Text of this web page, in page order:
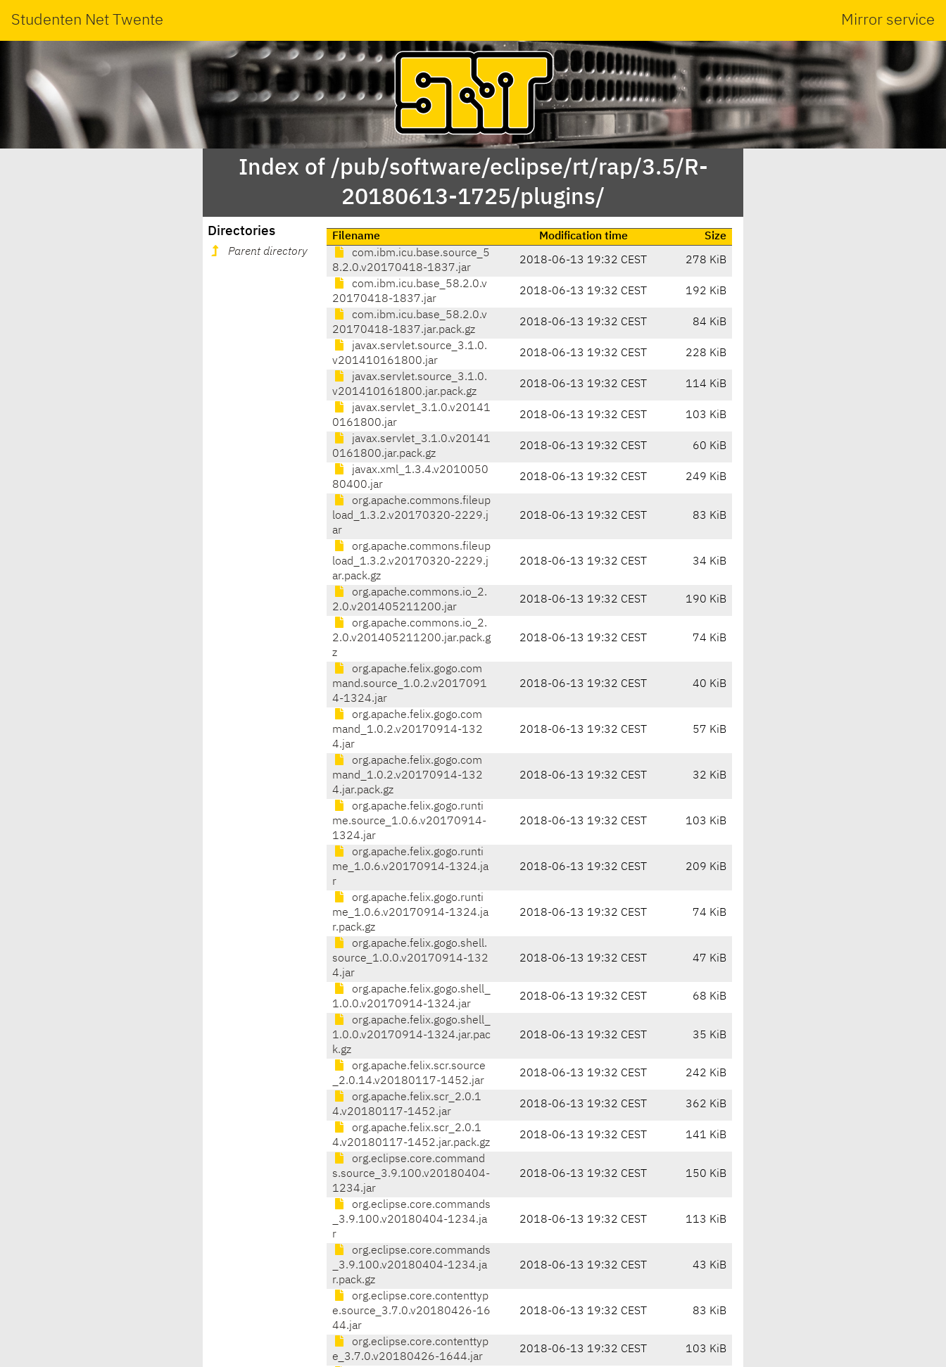
Studenten Net Twente Mirror service
Index of /pub/software/eclipse/rt/rap/3.5/R-
20180613-1725/plugins/
Directories
Parent directory
Filename Modification time
Size
com.ibm.icu.base.source_5
8.2.0.v20170418-1837.jar
2018-06-13 19:32 CEST 278 KiB
com.ibm.icu.base_58.2.0.v
20170418-1837.jar
2018-06-13 19:32 CEST 192 KiB
com.ibm.icu.base_58.2.0.v
20170418-1837.jar.pack.gz
2018-06-13 19:32 CEST 84 KiB
javax.servlet.source_3.1.0.
v201410161800.jar
2018-06-13 19:32 CEST 228 KiB
javax.servlet.source_3.1.0.
v201410161800.jar.pack.gz
2018-06-13 19:32 CEST 114 KiB
javax.servlet_3.1.0.v20141
0161800.jar
2018-06-13 19:32 CEST 103 KiB
javax.servlet_3.1.0.v20141
0161800.jar.pack.gz
2018-06-13 19:32 CEST 60 KiB
javax.xml_1.3.4.v2010050
80400.jar
2018-06-13 19:32 CEST 249 KiB
org.apache.commons.fileup
load_1.3.2.v20170320-2229.j
ar
2018-06-13 19:32 CEST 83 KiB
org.apache.commons.fileup
load_1.3.2.v20170320-2229.j
ar.pack.gz
2018-06-13 19:32 CEST 34 KiB
org.apache.commons.io_2.
2.0.v201405211200.jar
2018-06-13 19:32 CEST 190 KiB
org.apache.commons.io_2.
2.0.v201405211200.jar.pack.g
z
2018-06-13 19:32 CEST 74 KiB
org.apache.felix.gogo.com
mand.source_1.0.2.v2017091
4-1324.jar
2018-06-13 19:32 CEST 40 KiB
org.apache.felix.gogo.com
mand_1.0.2.v20170914-132
4.jar
2018-06-13 19:32 CEST 57 KiB
org.apache.felix.gogo.com
mand_1.0.2.v20170914-132
4.jar.pack.gz
2018-06-13 19:32 CEST 32 KiB
org.apache.felix.gogo.runti
me.source_1.0.6.v20170914-
1324.jar
2018-06-13 19:32 CEST 103 KiB
org.apache.felix.gogo.runti
me_1.0.6.v20170914-1324.ja
r
2018-06-13 19:32 CEST 209 KiB
org.apache.felix.gogo.runti
me_1.0.6.v20170914-1324.ja
r.pack.gz
2018-06-13 19:32 CEST 74 KiB
org.apache.felix.gogo.shell.
source_1.0.0.v20170914-132
4.jar
2018-06-13 19:32 CEST 47 KiB
org.apache.felix.gogo.shell_
1.0.0.v20170914-1324.jar
2018-06-13 19:32 CEST 68 KiB
org.apache.felix.gogo.shell_
1.0.0.v20170914-1324.jar.pac
k.gz
2018-06-13 19:32 CEST 35 KiB
org.apache.felix.scr.source
_2.0.14.v20180117-1452.jar
2018-06-13 19:32 CEST 242 KiB
org.apache.felix.scr_2.0.1
4.v20180117-1452.jar
2018-06-13 19:32 CEST 362 KiB
org.apache.felix.scr_2.0.1
4.v20180117-1452.jar.pack.gz
2018-06-13 19:32 CEST 141 KiB
org.eclipse.core.command
s.source_3.9.100.v20180404-
1234.jar
2018-06-13 19:32 CEST 150 KiB
org.eclipse.core.commands
_3.9.100.v20180404-1234.ja
r
2018-06-13 19:32 CEST 113 KiB
org.eclipse.core.commands
_3.9.100.v20180404-1234.ja
r.pack.gz
2018-06-13 19:32 CEST 43 KiB
org.eclipse.core.contenttyp
e.source_3.7.0.v20180426-16
44.jar
2018-06-13 19:32 CEST 83 KiB
org.eclipse.core.contenttyp
e_3.7.0.v20180426-1644.jar
2018-06-13 19:32 CEST 103 KiB